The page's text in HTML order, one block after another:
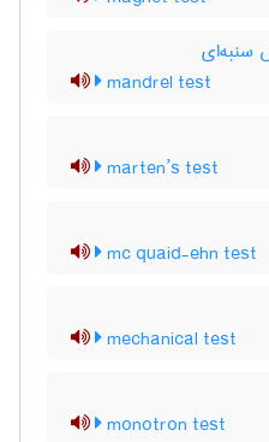
سنبه‌ای
mandrel test
marten’s test
mc quaid-ehn test
mechanical test
monotron test